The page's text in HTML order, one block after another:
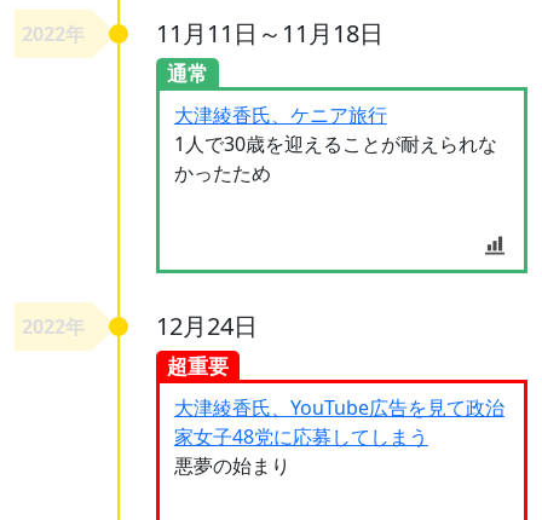
2022年 11月11日～11月18日
通常
大津綾香氏、ケニア旅行
1人で30歳を迎えることが耐えられな
かったため
2022年 12月24日
超重要
大津綾香氏、YouTube広告を見て政治
家女子48党に応募してしまう
悪夢の始まり